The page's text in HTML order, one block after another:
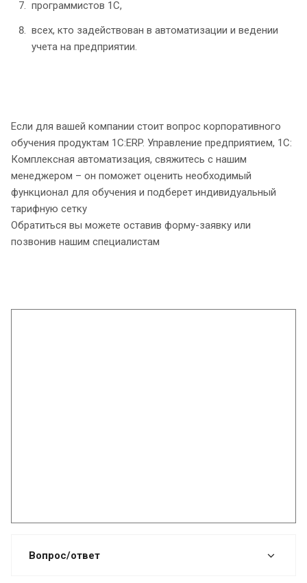
программистов 1С,
всех, кто задействован в автоматизации и ведении
учета на предприятии.
Если для вашей компании стоит вопрос корпоративного
обучения продуктам 1С:ERP. Управление предприятием, 1С:
Комплексная автоматизация, свяжитесь с нашим
менеджером – он поможет оценить необходимый
функционал для обучения и подберет индивидуальный
тарифную сетку
Обратиться вы можете оставив форму-заявку или
позвонив нашим специалистам
Вопрос/ответ